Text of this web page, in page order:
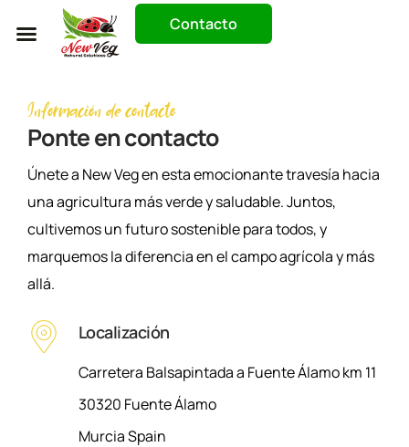
Contacto
Información de contacto
Ponte en contacto
Únete a New Veg en esta emocionante travesía hacia
una agricultura más verde y saludable. Juntos,
cultivemos un futuro sostenible para todos, y
marquemos la diferencia en el campo agrícola y más
allá.
Localización
Carretera Balsapintada a Fuente Álamo km 11
30320 Fuente Álamo
Murcia Spain